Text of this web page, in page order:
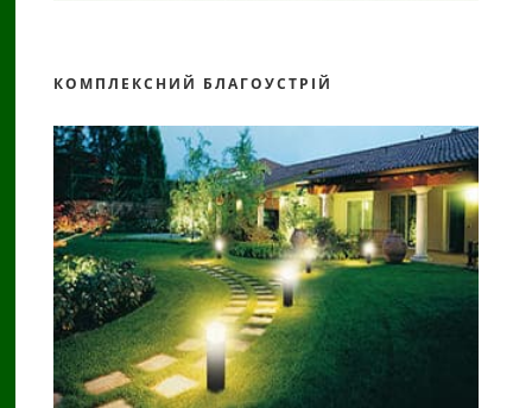
КОМПЛЕКСНИЙ БЛАГОУСТРІЙ